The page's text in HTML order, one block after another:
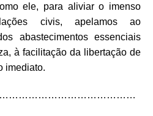
ele, para aliviar o imenso
civis, apelamos ao
abastecimentos essenciais
à facilitação da libertação de
imediato.